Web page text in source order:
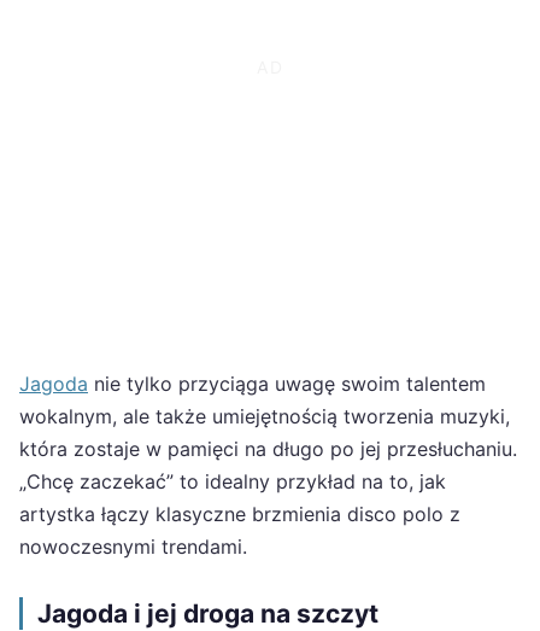
Jagoda nie tylko przyciąga uwagę swoim talentem
wokalnym, ale także umiejętnością tworzenia muzyki,
która zostaje w pamięci na długo po jej przesłuchaniu.
„Chcę zaczekać” to idealny przykład na to, jak
artystka łączy klasyczne brzmienia disco polo z
nowoczesnymi trendami.
Jagoda i jej droga na szczyt